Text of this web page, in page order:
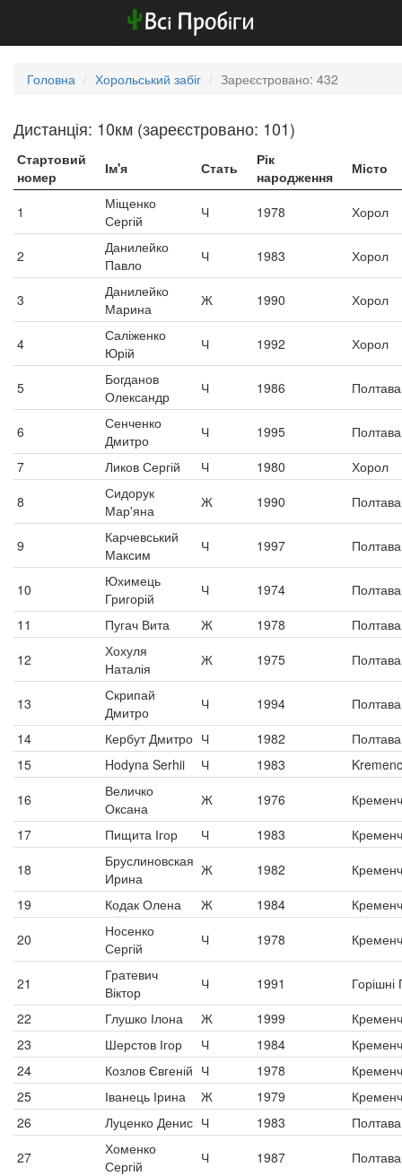
Головна Хорольський забіг Зареєстровано: 432
Дистанція: 10км (зареєстровано: 101)
Стартовий
номер
Ім'я Стать
Рік
народження
Місто
1
Міщенко
Сергій
Ч 1978 Хорол
2
Данилейко
Павло
Ч 1983 Хорол
3
Данилейко
Марина
Ж 1990 Хорол
4
Саліженко
Юрій
Ч 1992 Хорол
5
Богданов
Олександр
Ч 1986 Полтава
6
Сенченко
Дмитро
Ч 1995
Полтава
7
Ликов Сергій Ч 1980
Хорол
8
Сидорук
Мар'яна
Ж 1990 Полтава
9
Карчевський
Максим
Ч 1997 Полтава
10
Юхимець
Григорій
Ч 1974
Полтава
11
Пугач Вита Ж 1978
Полтава
12
Хохуля
Наталія
Ж 1975 Полтава
13
Скрипай
Дмитро
Ч 1994
Полтава
14
Кербут Дмитро Ч 1982
Полтава
15
Hodyna Serhii Ч 1983
16
Величко
Оксана
Ж 1976
17
Пищита Ігор Ч 1983
18
Бруслиновская
Ирина
Ж 1982
19
Кодак Олена Ж 1984
20
Носенко
Сергій
Ч 1978
21
Гратевич
Віктор
Ч 1991
Горішні
22
Глушко Ілона Ж 1999
23
Шерстов Ігор Ч 1984
24
Козлов Євгеній Ч 1978
25
Іванець Ірина Ж 1979
26
Луценко Денис Ч 1983
Полтава
27
Хоменко
Сергій
Ч 1987
Полтава